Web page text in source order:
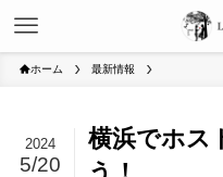
ホーム 最新情報
横浜でホス
2024
5/20